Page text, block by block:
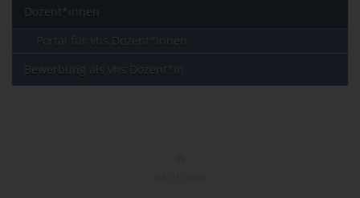
Dozent*innen
Portal für vhs Dozent*innen
Bewerbung als vhs Dozent*in